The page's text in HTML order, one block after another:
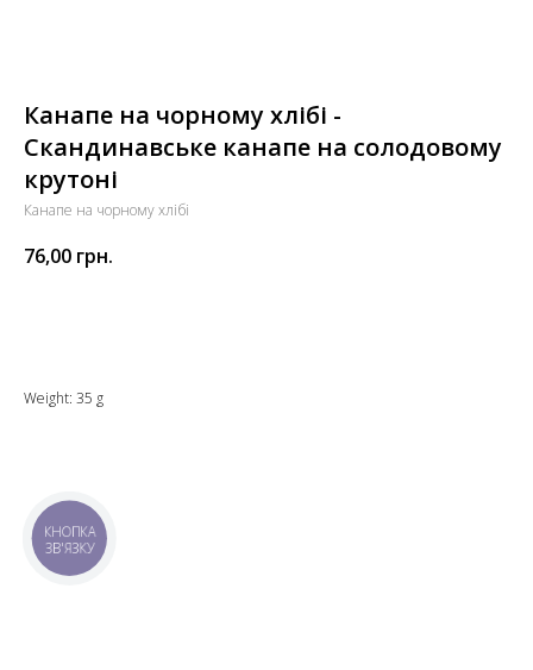
Канапе на чорному хлібі -
Скандинавське канапе на солодовому
крутоні
Канапе на чорному хлібі
76,00 грн.
Weight: 35 g
КНОПКА
ЗВ'ЯЗКУ